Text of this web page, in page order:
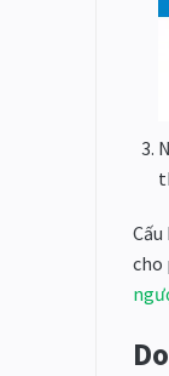
cho